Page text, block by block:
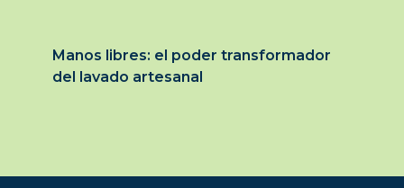
Manos libres: el poder transformador
del lavado artesanal